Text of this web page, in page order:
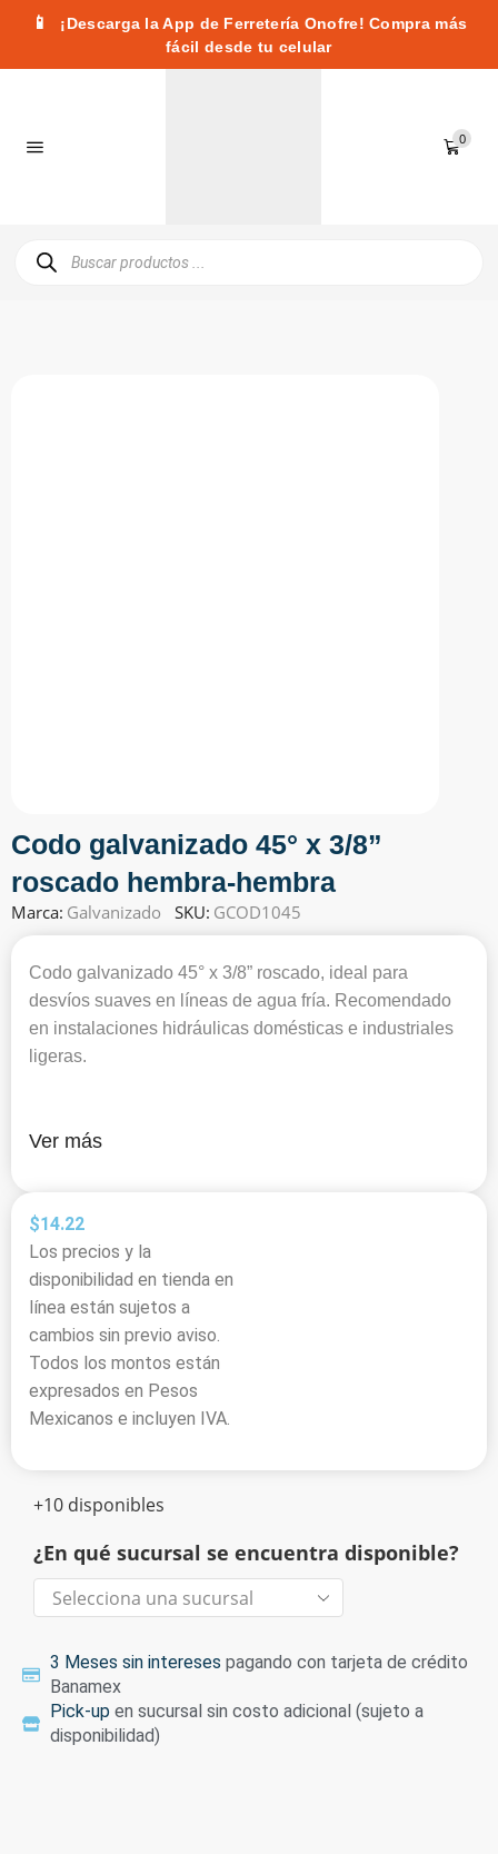
📱
¡Descarga la App de Ferretería Onofre! Compra más
fácil desde tu celular
0
Codo galvanizado 45° x 3/8”
roscado hembra-hembra
Marca: Galvanizado SKU: GCOD1045
Codo galvanizado 45° x 3/8” roscado, ideal para
desvíos suaves en líneas de agua fría. Recomendado
en instalaciones hidráulicas domésticas e industriales
ligeras.
Ver más
$14.22
Los precios y la
disponibilidad en tienda en
línea están sujetos a
cambios sin previo aviso.
Todos los montos están
expresados en Pesos
Mexicanos e incluyen IVA.
+10 disponibles
¿En qué sucursal se encuentra disponible?
3 Meses sin intereses pagando con tarjeta de crédito
Banamex
Pick-up en sucursal sin costo adicional (sujeto a
disponibilidad)